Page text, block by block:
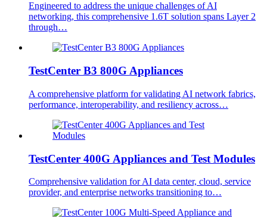
Engineered to address the unique challenges of AI
networking, this comprehensive 1.6T solution spans Layer 2
through…
TestCenter B3 800G Appliances
A comprehensive platform for validating AI network fabrics,
performance, interoperability, and resiliency across…
TestCenter 400G Appliances and Test Modules
Comprehensive validation for AI data center, cloud, service
provider, and enterprise networks transitioning to…